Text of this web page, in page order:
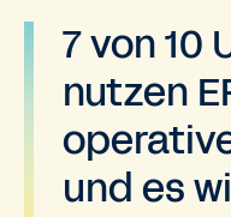
7 von 10
nutzen
und es